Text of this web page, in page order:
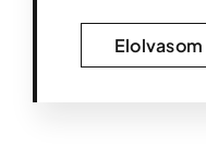
Elolvasom